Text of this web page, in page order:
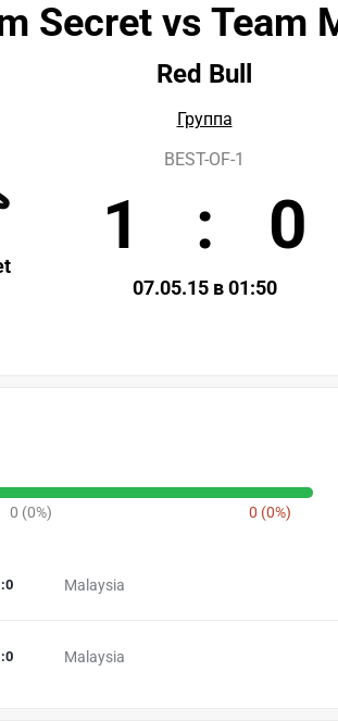
Secret vs Team
Red Bull
Группа
BEST-OF-1
1 : 0
07.05.15 в 01:50
0 (0%) 0 (0%)
Malaysia
:0
Malaysia
:0